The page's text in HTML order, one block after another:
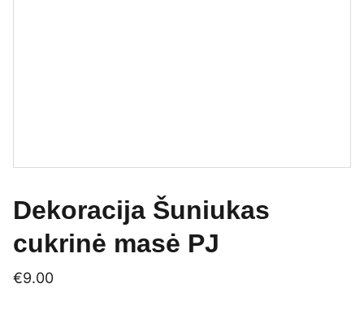
Dekoracija Šuniukas
cukrinė masė PJ
€9.00